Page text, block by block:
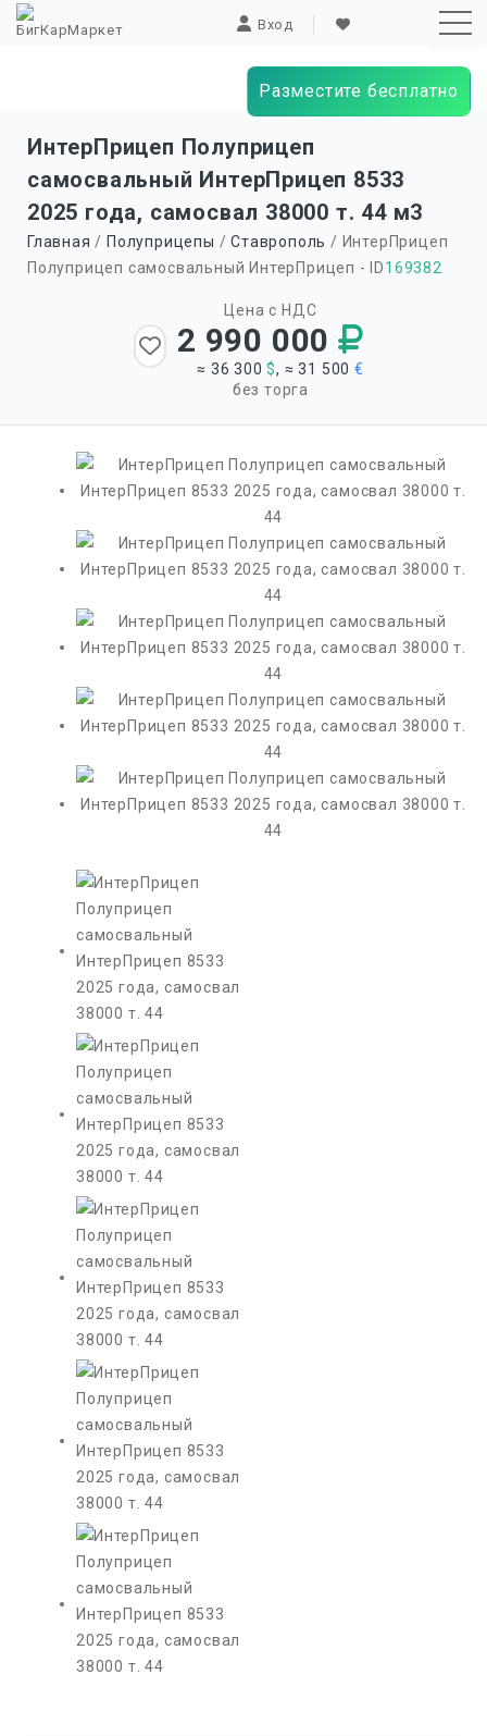
Вход
Разместите бесплатно
ИнтерПрицеп Полуприцеп
самосвальный ИнтерПрицеп 8533
2025 года, самосвал 38000 т. 44 м3
Главная / Полуприцепы /Ставрополь / ИнтерПрицеп
Полуприцеп самосвальный ИнтерПрицеп - ID169382
Цена с НДС
2 990 000
≈ 36 300$, ≈ 31 500€
без торга